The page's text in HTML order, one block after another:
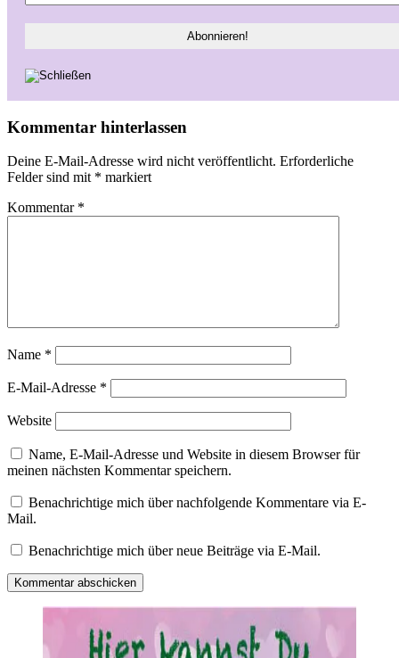
Kommentar hinterlassen
Deine E-Mail-Adresse wird nicht veröffentlicht. Erforderliche
Felder sind mit * markiert
Kommentar *
Name *
E-Mail-Adresse *
Website
Name, E-Mail-Adresse und Website in diesem Browser für
meinen nächsten Kommentar speichern.
Benachrichtige mich über nachfolgende Kommentare via E-
Mail.
Benachrichtige mich über neue Beiträge via E-Mail.